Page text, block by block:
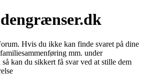
Hvis du ikke kan finde svaret på dine
mm. under
kan du sikkert få svar ved at stille dem